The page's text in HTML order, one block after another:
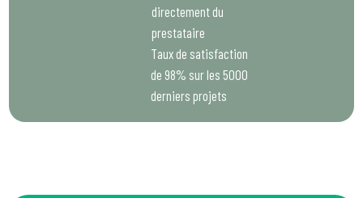
directement du
prestataire
Taux de satisfaction
de 98% sur les 5000
derniers projets